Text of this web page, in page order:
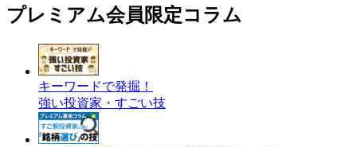
プレミアム会員限定コラム
キーワードで発掘！
強い投資家・すごい技